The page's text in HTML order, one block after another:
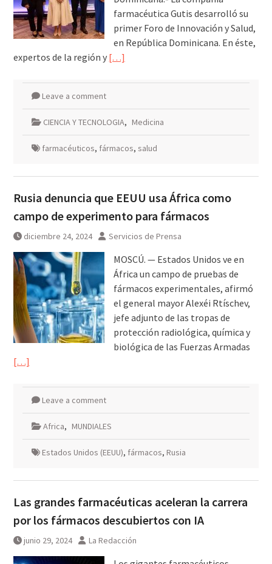
farmacéutica Gutis desarrolló su
primer Foro de Innovación y Salud,
en República Dominicana. En éste,
expertos de la región y […]
Leave a comment
CIENCIA Y TECNOLOGIA, Medicina
farmacéuticos, fármacos, salud
Rusia denuncia que EEUU usa África como
campo de experimento para fármacos
diciembre 24, 2024 Servicios de Prensa
MOSCÚ. — Estados Unidos ve en
África un campo de pruebas de
fármacos experimentales, afirmó
el general mayor Alexéi Rtíschev,
jefe adjunto de las tropas de
protección radiológica, química y
biológica de las Fuerzas Armadas
[…]
Leave a comment
Africa, MUNDIALES
Estados Unidos (EEUU), fármacos, Rusia
Las grandes farmacéuticas aceleran la carrera
por los fármacos descubiertos con IA
junio 29, 2024 La Redacción